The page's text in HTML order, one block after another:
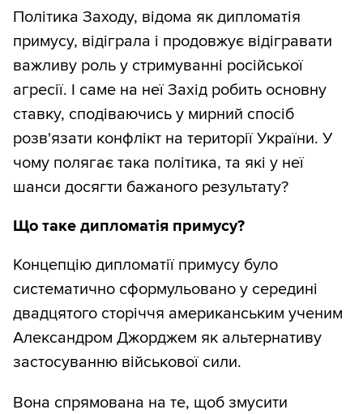
Політика Заходу, відома як дипломатія
примусу, відіграла і продовжує відігравати
важливу роль у стримуванні російської
агресії. І саме на неї Захід робить основну
ставку, сподіваючись у мирний спосіб
розв'язати конфлікт на території України. У
чому полягає така політика, та які у неї
шанси досягти бажаного результату?
Що таке дипломатія примусу?
Концепцію дипломатії примусу було
систематично сформульовано у середині
двадцятого сторіччя американським ученим
Александром Джорджем як альтернативу
застосуванню військової сили.
Вона спрямована на те, щоб змусити